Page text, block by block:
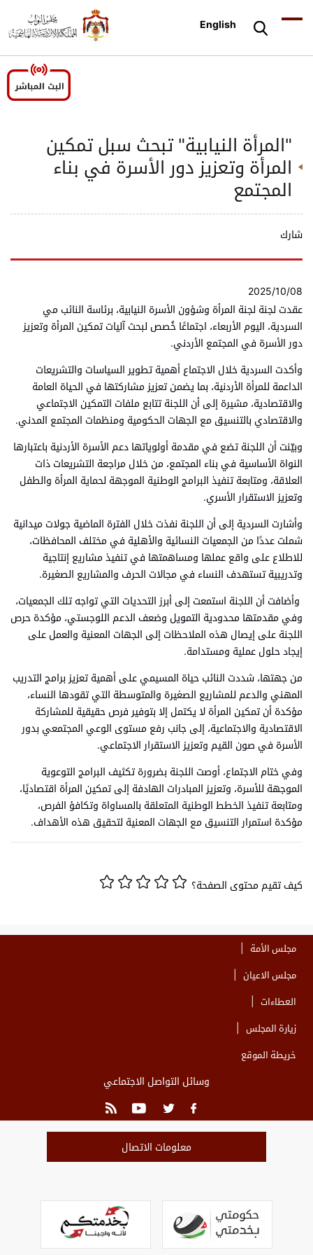
English
"المرأة النيابية" تبحث سبل تمكين
المرأة وتعزيز دور الأسرة في بناء
المجتمع
شارك
2025/10/08
عقدت لجنة لجنة المرأة وشؤون الأسرة النيابية، برئاسة النائب مي
السردية، اليوم الأربعاء، اجتماعًا خُصص لبحث آليات تمكين المرأة وتعزيز
دور الأسرة في المجتمع الأردني.
وأكدت السردية خلال الاجتماع أهمية تطوير السياسات والتشريعات
الداعمة للمرأة الأردنية، بما يضمن تعزيز مشاركتها في الحياة العامة
والاقتصادية، مشيرة إلى أن اللجنة تتابع ملفات التمكين الاجتماعي
والاقتصادي بالتنسيق مع الجهات الحكومية ومنظمات المجتمع المدني.
وبيّنت أن اللجنة تضع في مقدمة أولوياتها دعم الأسرة الأردنية باعتبارها
النواة الأساسية في بناء المجتمع، من خلال مراجعة التشريعات ذات
العلاقة، ومتابعة تنفيذ البرامج الوطنية الموجهة لحماية المرأة والطفل
وتعزيز الاستقرار الأسري.
وأشارت السردية إلى أن اللجنة نفذت خلال الفترة الماضية جولات ميدانية
شملت عددًا من الجمعيات النسائية والأهلية في مختلف المحافظات،
للاطلاع على واقع عملها ومساهمتها في تنفيذ مشاريع إنتاجية
وتدريبية تستهدف النساء في مجالات الحرف والمشاريع الصغيرة.
وأضافت أن اللجنة استمعت إلى أبرز التحديات التي تواجه تلك الجمعيات،
وفي مقدمتها محدودية التمويل وضعف الدعم اللوجستي، مؤكدة حرص
اللجنة على إيصال هذه الملاحظات إلى الجهات المعنية والعمل على
إيجاد حلول عملية ومستدامة.
من جهتها، شددت النائب حياة المسيمي على أهمية تعزيز برامج التدريب
المهني والدعم للمشاريع الصغيرة والمتوسطة التي تقودها النساء،
مؤكدة أن تمكين المرأة لا يكتمل إلا بتوفير فرص حقيقية للمشاركة
الاقتصادية والاجتماعية، إلى جانب رفع مستوى الوعي المجتمعي بدور
الأسرة في صون القيم وتعزيز الاستقرار الاجتماعي.
وفي ختام الاجتماع، أوصت اللجنة بضرورة تكثيف البرامج التوعوية
الموجهة للأسرة، وتعزيز المبادرات الهادفة إلى تمكين المرأة اقتصاديًا،
ومتابعة تنفيذ الخطط الوطنية المتعلقة بالمساواة وتكافؤ الفرص،
مؤكدة استمرار التنسيق مع الجهات المعنية لتحقيق هذه الأهداف.
كيف تقيم محتوى الصفحة؟
مجلس الأمة
مجلس الاعيان
العطاءات
زيارة المجلس
خريطة الموقع
وسائل التواصل الاجتماعي
معلومات الاتصال